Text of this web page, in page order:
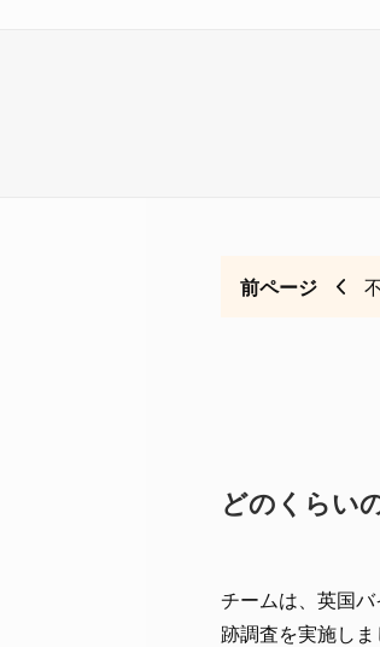
前ページ
どのくらい
チームは、英国
跡調査を実施しま